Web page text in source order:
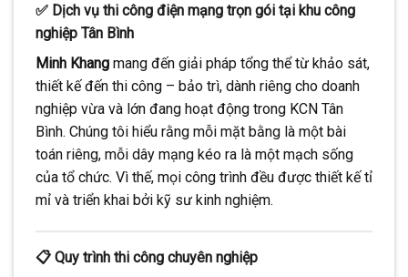
✅ Dịch vụ thi công điện mạng trọn gói tại khu công
nghiệp Tân Bình
Minh Khang mang đến giải pháp tổng thể từ khảo sát,
thiết kế đến thi công – bảo trì, dành riêng cho doanh
nghiệp vừa và lớn đang hoạt động trong KCN Tân
Bình. Chúng tôi hiểu rằng mỗi mặt bằng là một bài
toán riêng, mỗi dây mạng kéo ra là một mạch sống
của tổ chức. Vì thế, mọi công trình đều được thiết kế tỉ
mỉ và triển khai bởi kỹ sư kinh nghiệm.
📋 Quy trình thi công chuyên nghiệp